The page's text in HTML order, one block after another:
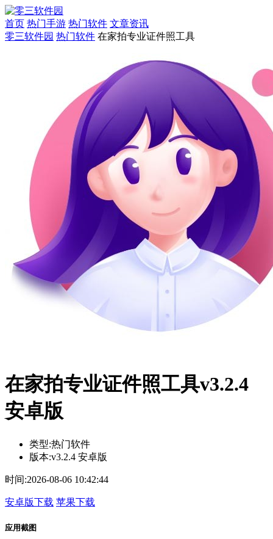
首页 热门手游 热门软件 文章资讯
零三软件园 热门软件 在家拍专业证件照工具
在家拍专业证件照工具v3.2.4
安卓版
类型:热门软件
版本:v3.2.4 安卓版
时间:2026-08-06 10:42:44
安卓版下载 苹果下载
应用截图